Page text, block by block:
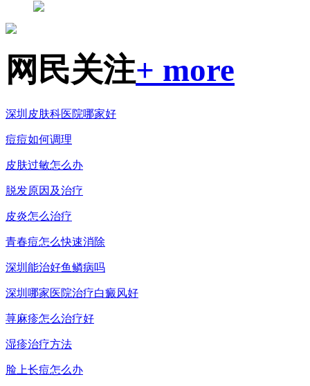
网民关注+ more
深圳皮肤科医院哪家好
痘痘如何调理
皮肤过敏怎么办
脱发原因及治疗
皮炎怎么治疗
青春痘怎么快速消除
深圳能治好鱼鳞病吗
深圳哪家医院治疗白癜风好
荨麻疹怎么治疗好
湿疹治疗方法
脸上长痘怎么办